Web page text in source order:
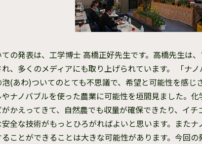
の発表は、工学博士 高橋正好先生です。高橋先生は
れ、多くのメディアにも取り上げられています。 「ナ
泡(あわ)ついてのとても不思議で、希望と可能性を感
やナノバブルを使った農業に可能性を垣間見ました。
がかえってきて、自然農でも収量が確保できたり、イ
安全な技術がもっとひろがればよいと思います。また
ことができることは大きな可能性があります。今回